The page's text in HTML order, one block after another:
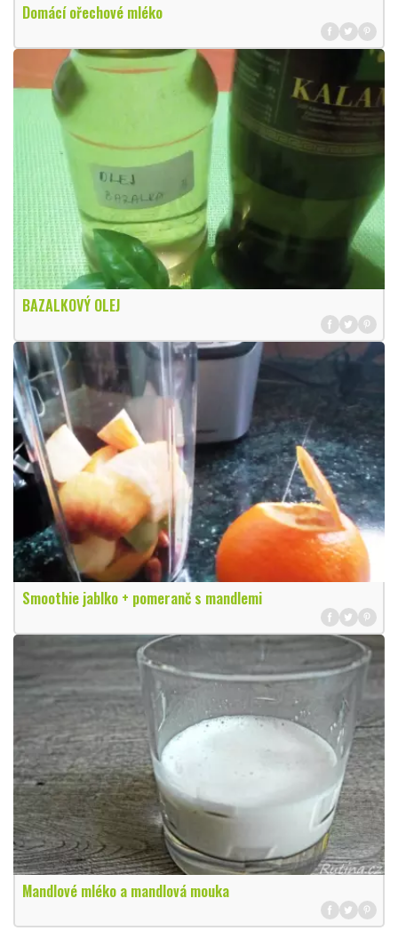
Domácí ořechové mléko
BAZALKOVÝ OLEJ
Smoothie jablko + pomeranč s mandlemi
Mandlové mléko a mandlová mouka